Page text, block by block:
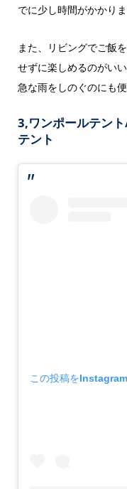
でに少し時間がかかりま
また、リビングでご飯
せずに楽しめるのがいい
急な雨をしのぐのにも便
3,ワンポールテン
テント
この投稿を